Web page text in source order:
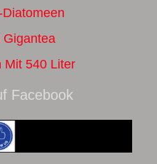
Mit 540 Liter
Facebook